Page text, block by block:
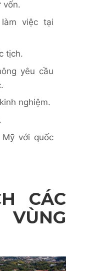
việc tại
tịch.​
yêu cầu
nghiệm.
với quốc
CÁC